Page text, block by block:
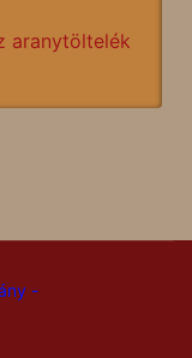
aranytöltelék
-